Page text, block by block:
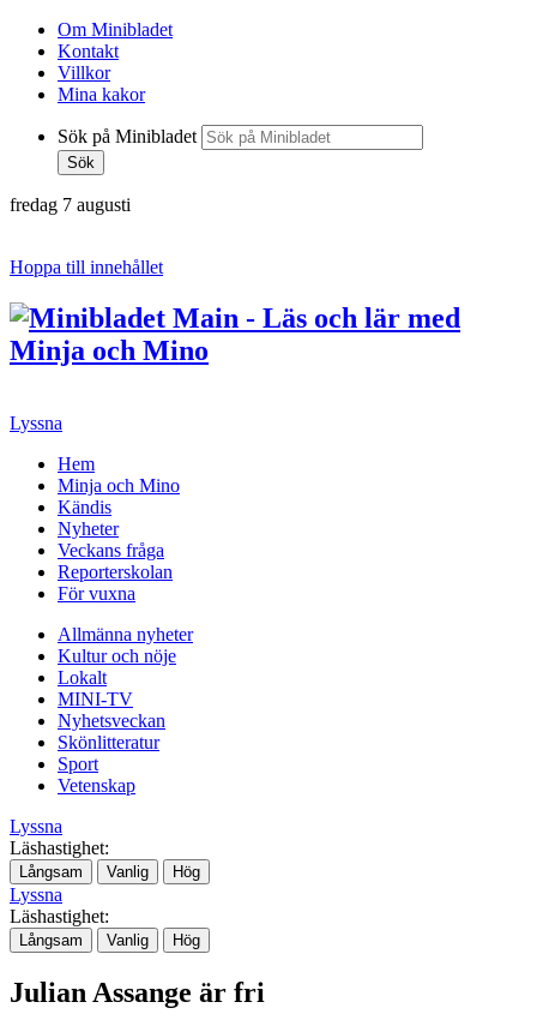
Om Minibladet
Kontakt
Villkor
Mina kakor
Sök på Minibladet
Sök
fredag 7 augusti
Hoppa till innehållet
Lyssna
Hem
Minja och Mino
Kändis
Nyheter
Veckans fråga
Reporterskolan
För vuxna
Allmänna nyheter
Kultur och nöje
Lokalt
MINI-TV
Nyhetsveckan
Skönlitteratur
Sport
Vetenskap
Lyssna
Läshastighet:
Långsam Vanlig Hög
Lyssna
Läshastighet:
Långsam Vanlig Hög
Julian Assange är fri